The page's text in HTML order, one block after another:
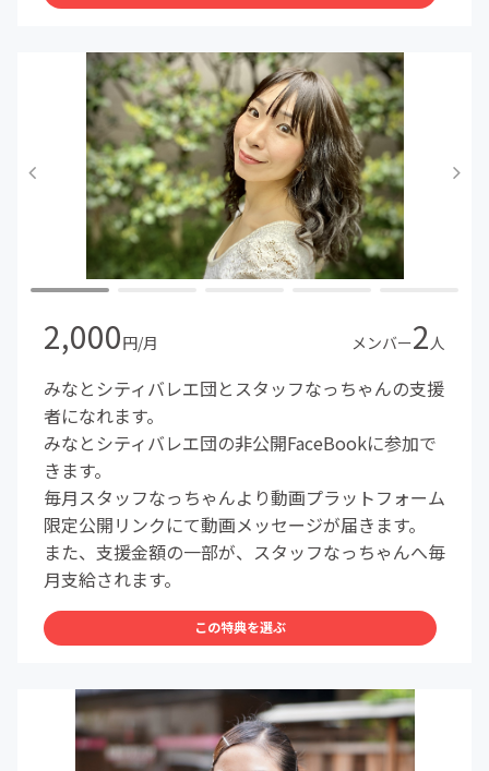
2,000円/月 メンバー2 人
みなとシティバレエ団とスタッフなっちゃんの支援
者になれます。
みなとシティバレエ団の非公開FaceBookに参加で
きます。
毎月スタッフなっちゃんより動画プラットフォーム
限定公開リンクにて動画メッセージが届きます。
また、支援金額の一部が、スタッフなっちゃんへ毎
月支給されます。
この特典を選ぶ